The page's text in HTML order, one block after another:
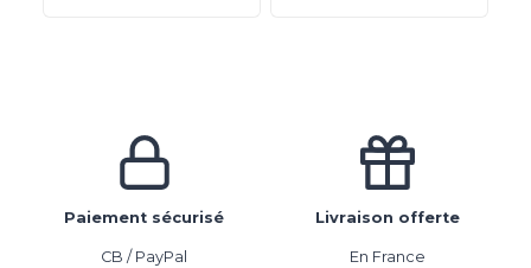
Paiement sécurisé
CB / PayPal
Livraison offerte
En France